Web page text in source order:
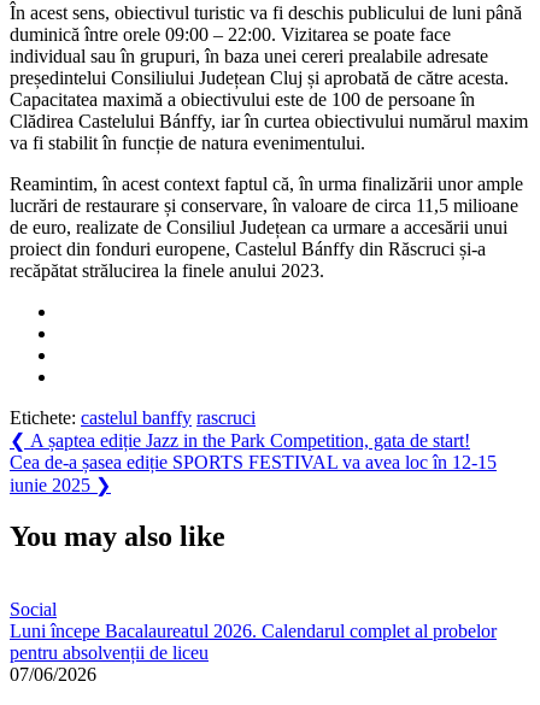
În acest sens, obiectivul turistic va fi deschis publicului de luni până
duminică între orele 09:00 – 22:00. Vizitarea se poate face
individual sau în grupuri, în baza unei cereri prealabile adresate
președintelui Consiliului Județean Cluj și aprobată de către acesta.
Capacitatea maximă a obiectivului este de 100 de persoane în
Clădirea Castelului Bánffy, iar în curtea obiectivului numărul maxim
va fi stabilit în funcție de natura evenimentului.
Reamintim, în acest context faptul că, în urma finalizării unor ample
lucrări de restaurare și conservare, în valoare de circa 11,5 milioane
de euro, realizate de Consiliul Județean ca urmare a accesării unui
proiect din fonduri europene, Castelul Bánffy din Răscruci și-a
recăpătat strălucirea la finele anului 2023.
Etichete: castelul banffy rascruci
Navigare
în
❮ Previous
Post:
A șaptea ediție Jazz in the Park Competition, gata de start!
Next
Post:
Cea de-a șasea ediție SPORTS FESTIVAL va avea loc în 12-15
iunie 2025 ❯
You may also like
Social
Luni începe Bacalaureatul 2026. Calendarul complet al probelor
pentru absolvenții de liceu
07/06/2026